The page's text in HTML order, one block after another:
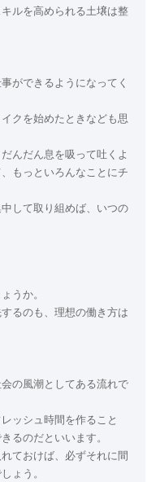
ルを高められる土壌は整
ができるようになってく
クを始めたときなども思
んだん息を吸って吐くよ
もっといろんなことにチ
して取り組めば、いつの
うか。
るのも、理想の働き方は
の風潮としてある流れで
ッシュ時間を作ること
るのだといいます。
ておけば、必ずそれに間
ょう。